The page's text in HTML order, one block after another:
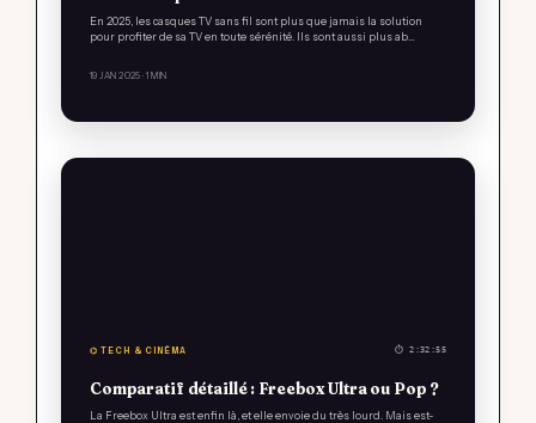
En 2025, les casques TV sans fil sont plus que jamais la solution
pour profiter de sa TV en toute sérénité. Ils sont aussi plus ab…
19 JAN 2025 · 1 MIN
⌬ TECH & CINÉMA ⏱ 2:32:55
Comparatif détaillé : Freebox Ultra ou Pop ?
La Freebox Ultra est enfin là, et elle envoie du très lourd. Mais est-